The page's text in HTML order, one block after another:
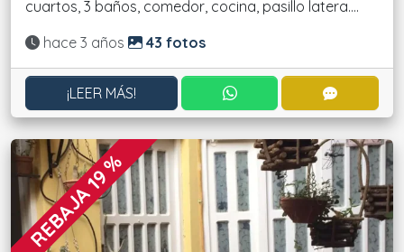
cuartos, 3 baños, comedor, cocina, pasillo latera....
Actualizado:
hace 3 años 43 fotos
¡LEER MÁS! CONTACTAR POR
REBAJA 19 %